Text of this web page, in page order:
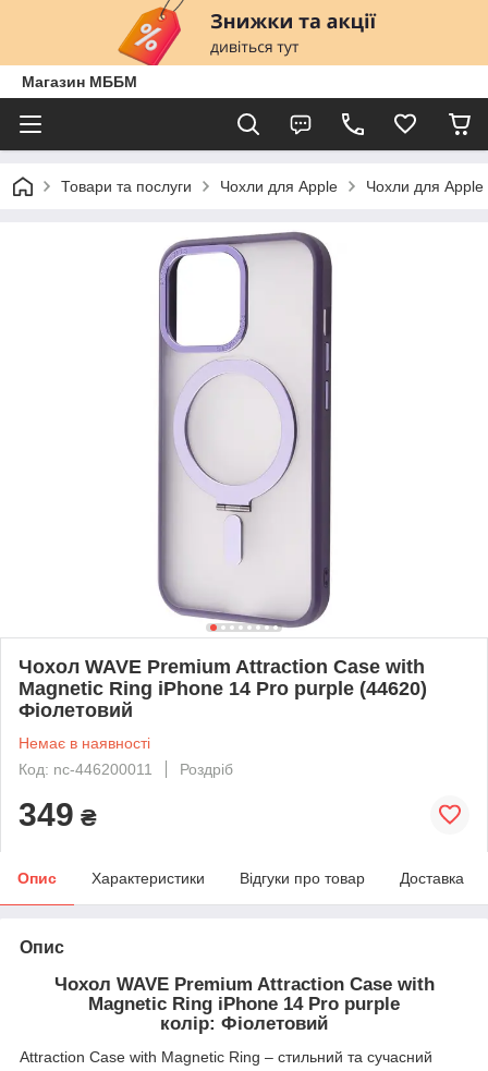
Магазин МББМ
Товари та послуги Чохли для Apple Чохли для Apple
Чохол WAVE Premium Attraction Case with
Magnetic Ring iPhone 14 Pro purple (44620)
Фіолетовий
Немає в наявності
Код: nc-446200011
Роздріб
349 ₴
Опис Характеристики Відгуки про товар Доставка
Опис
Чохол WAVE Premium Attraction Case with
Magnetic Ring iPhone 14 Pro purple
колір: Фіолетовий
Attraction Case with Magnetic Ring – стильний та сучасний